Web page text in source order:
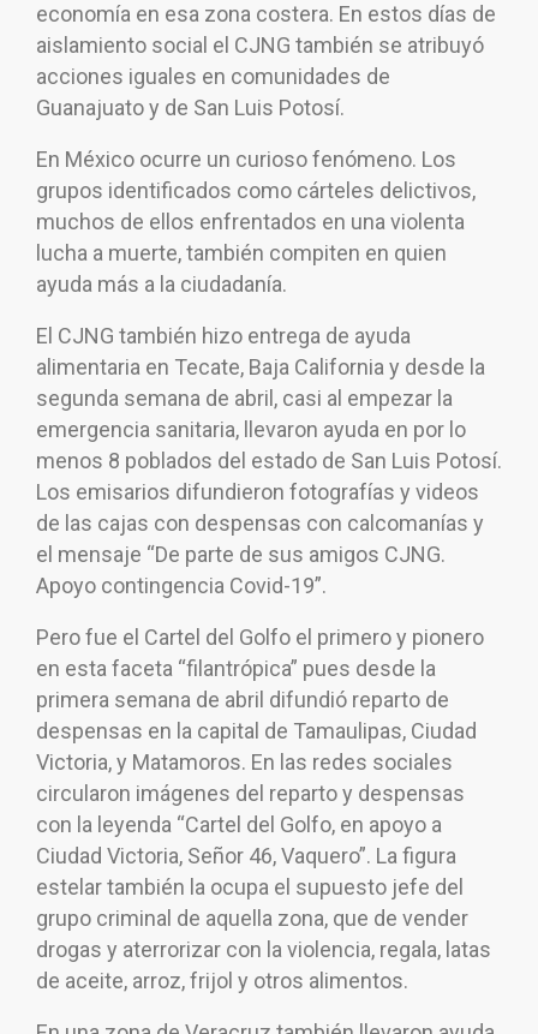
economía en esa zona costera. En estos días de
aislamiento social el CJNG también se atribuyó
acciones iguales en comunidades de
Guanajuato y de San Luis Potosí.
En México ocurre un curioso fenómeno. Los
grupos identificados como cárteles delictivos,
muchos de ellos enfrentados en una violenta
lucha a muerte, también compiten en quien
ayuda más a la ciudadanía.
El CJNG también hizo entrega de ayuda
alimentaria en Tecate, Baja California y desde la
segunda semana de abril, casi al empezar la
emergencia sanitaria, llevaron ayuda en por lo
menos 8 poblados del estado de San Luis Potosí.
Los emisarios difundieron fotografías y videos
de las cajas con despensas con calcomanías y
el mensaje “De parte de sus amigos CJNG.
Apoyo contingencia Covid-19”.
Pero fue el Cartel del Golfo el primero y pionero
en esta faceta “filantrópica” pues desde la
primera semana de abril difundió reparto de
despensas en la capital de Tamaulipas, Ciudad
Victoria, y Matamoros. En las redes sociales
circularon imágenes del reparto y despensas
con la leyenda “Cartel del Golfo, en apoyo a
Ciudad Victoria, Señor 46, Vaquero”. La figura
estelar también la ocupa el supuesto jefe del
grupo criminal de aquella zona, que de vender
drogas y aterrorizar con la violencia, regala, latas
de aceite, arroz, frijol y otros alimentos.